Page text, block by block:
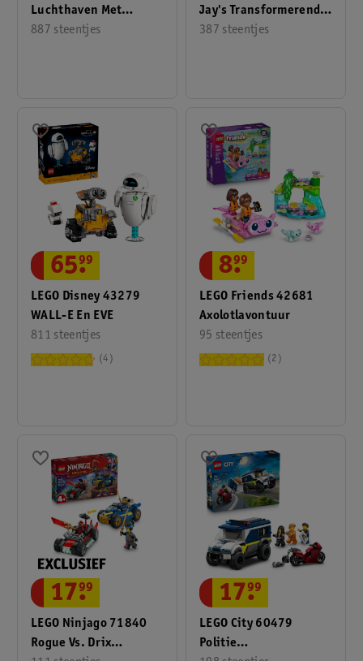
Luchthaven Met
Vliegtuig
887 steentjes
Jay's Transformerende
Auto
387 steentjes
LEGO Disney 43279
WALL-E En EVE
811 steentjes
65.
99
4
LEGO Friends 42681
Axolotlavontuur
95 steentjes
8.
99
2
LEGO Ninjago 71840
Rogue Vs. Drix
17.
99
LEGO City 60479
Politie
17.
99